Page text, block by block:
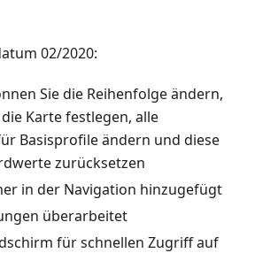
02/2020:
Sie die Reihenfolge ändern,
Karte festlegen, alle
Basisprofile ändern und diese
zurücksetzen
in der Navigation hinzugefügt
überarbeitet
für schnellen Zugriff auf